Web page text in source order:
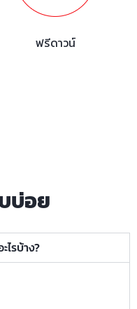
ฟรีดาวน์
บ่อย
ไรบ้าง?